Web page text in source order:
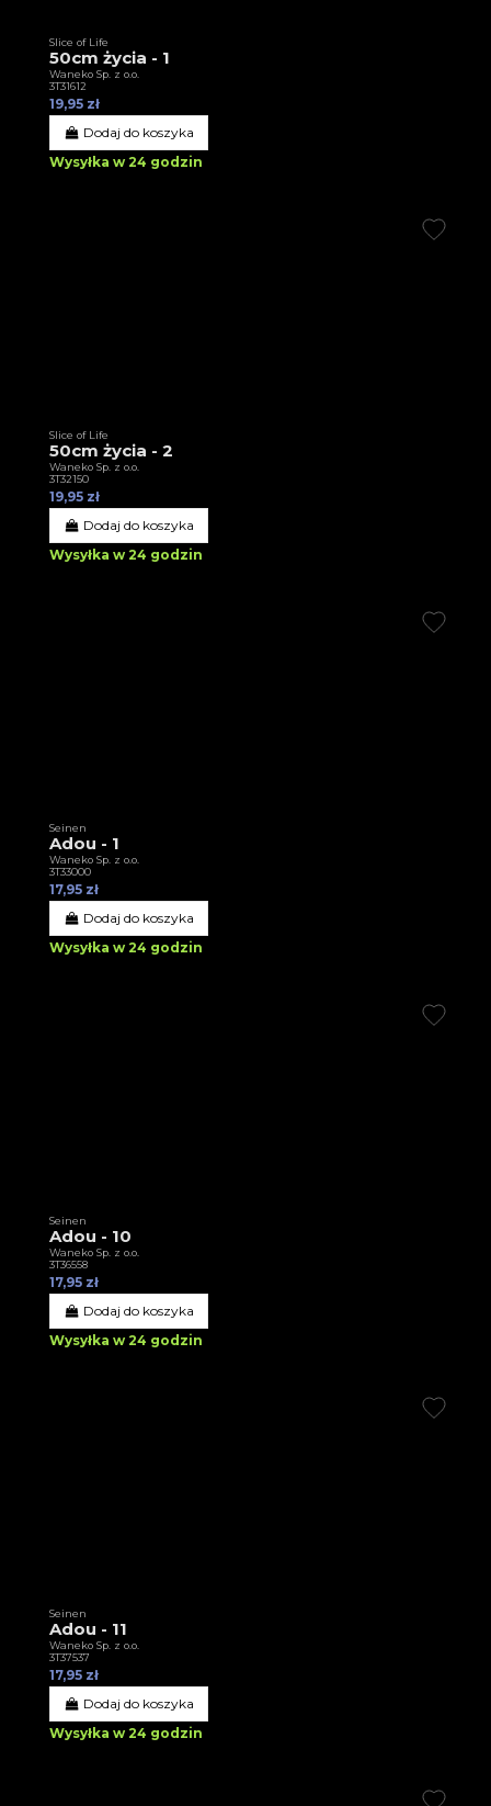
Slice of Life
50cm życia - 1
Waneko Sp. z o.o.
3T31612
19,95 zł
Dodaj do koszyka
Wysyłka w 24 godzin
Slice of Life
50cm życia - 2
Waneko Sp. z o.o.
3T32150
19,95 zł
Dodaj do koszyka
Wysyłka w 24 godzin
Seinen
Adou - 1
Waneko Sp. z o.o.
3T33000
17,95 zł
Dodaj do koszyka
Wysyłka w 24 godzin
Seinen
Adou - 10
Waneko Sp. z o.o.
3T36558
17,95 zł
Dodaj do koszyka
Wysyłka w 24 godzin
Seinen
Adou - 11
Waneko Sp. z o.o.
3T37537
17,95 zł
Dodaj do koszyka
Wysyłka w 24 godzin